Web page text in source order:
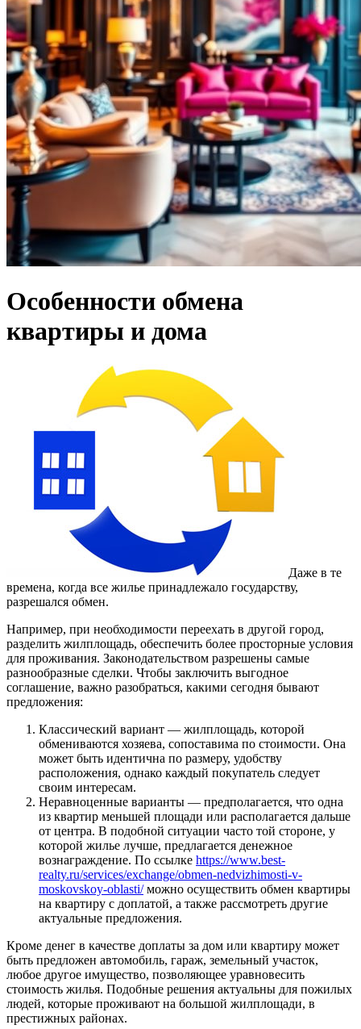
Особенности обмена
квартиры и дома
Даже в те
времена, когда все жилье принадлежало государству,
разрешался обмен.
Например, при необходимости переехать в другой город,
разделить жилплощадь, обеспечить более просторные условия
для проживания. Законодательством разрешены самые
разнообразные сделки. Чтобы заключить выгодное
соглашение, важно разобраться, какими сегодня бывают
предложения:
Классический вариант — жилплощадь, которой
обмениваются хозяева, сопоставима по стоимости. Она
может быть идентична по размеру, удобству
расположения, однако каждый покупатель следует
своим интересам.
Неравноценные варианты — предполагается, что одна
из квартир меньшей площади или располагается дальше
от центра. В подобной ситуации часто той стороне, у
которой жилье лучше, предлагается денежное
вознаграждение. По ссылке https://www.best-
realty.ru/services/exchange/obmen-nedvizhimosti-v-
moskovskoy-oblasti/можно осуществить обмен квартиры
на квартиру с доплатой, а также рассмотреть другие
актуальные предложения.
Кроме денег в качестве доплаты за дом или квартиру может
быть предложен автомобиль, гараж, земельный участок,
любое другое имущество, позволяющее уравновесить
стоимость жилья. Подобные решения актуальны для пожилых
людей, которые проживают на большой жилплощади, в
престижных районах.